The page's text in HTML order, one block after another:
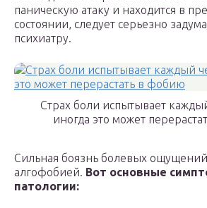
паническую атаку и находится в
состоянии, следует серьезно
психиатру.
Страх боли испытывает
иногда это может
Сильная боязнь болевых ощущений
алгофобией. Вот основные
патологии: